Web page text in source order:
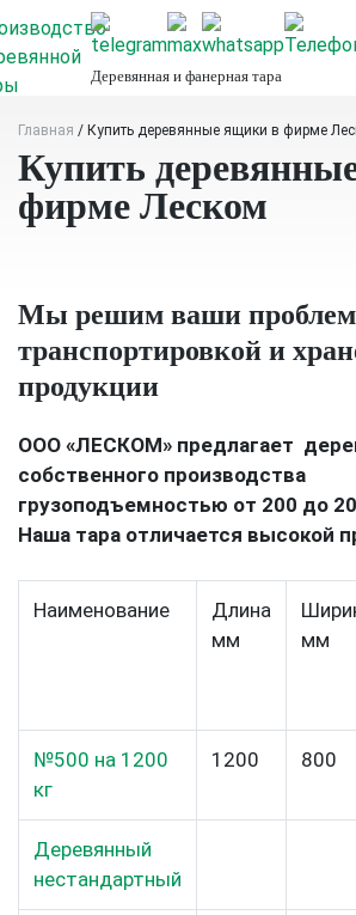
to
content
Деревянная и фанерная тара
Главная / Купить деревянные ящики в фирме
Купить
фирме Леском
Мы решим ваши
транспортировкой и
продукции
ООО «ЛЕСКОМ» предлагает
собственного производства
грузоподъемностью от 200 до
Наша тара отличается высокой
Наименование
Длина
мм
мм
№500 на 1200
кг
1200 800
Деревянный
нестандартный